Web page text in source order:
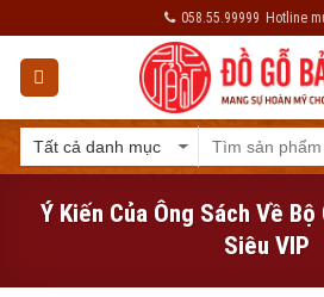
content
058.55.99999 Hotline
Ý Kiến Của Ông Sách Về
Siêu VIP